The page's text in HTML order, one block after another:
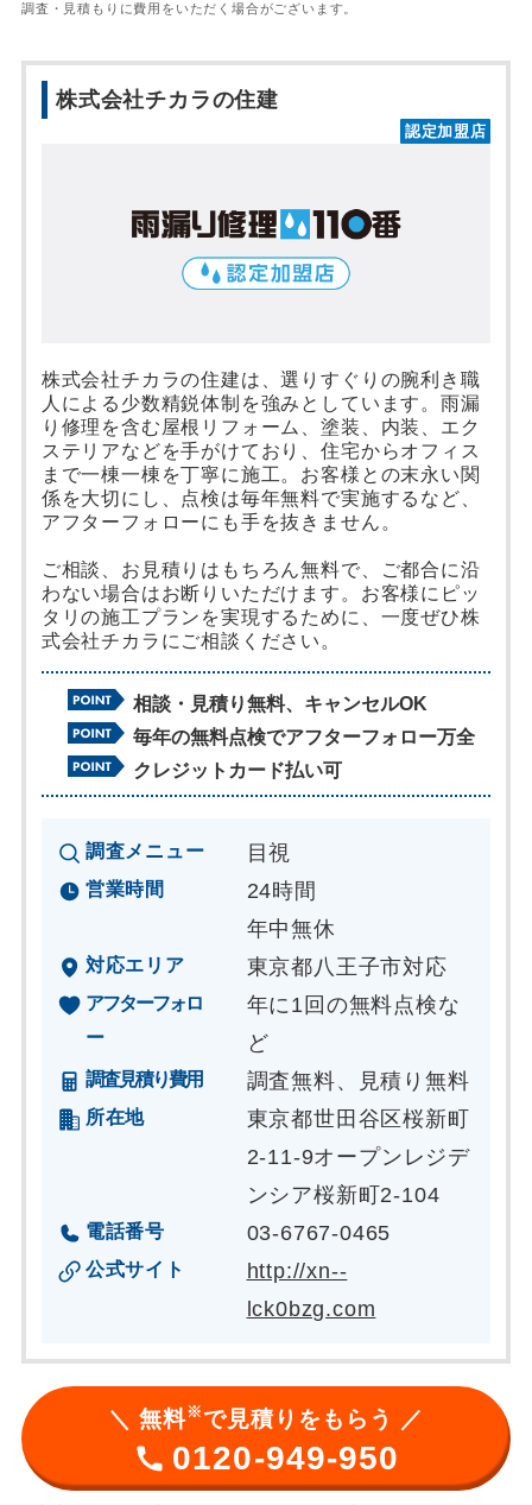
調査・見積もりに費用をいただく場合がございます。
株式会社チカラの住建
認定加盟店
株式会社チカラの住建は、選りすぐりの腕利き職
人による少数精鋭体制を強みとしています。雨漏
り修理を含む屋根リフォーム、塗装、内装、エク
ステリアなどを手がけており、住宅からオフィス
まで一棟一棟を丁寧に施工。お客様との末永い関
係を大切にし、点検は毎年無料で実施するなど、
アフターフォローにも手を抜きません。
ご相談、お見積りはもちろん無料で、ご都合に沿
わない場合はお断りいただけます。お客様にピッ
タリの施工プランを実現するために、一度ぜひ株
式会社チカラにご相談ください。
相談・見積り無料、キャンセルOK
毎年の無料点検でアフターフォロー万全
クレジットカード払い可
調査メニュー 目視
営業時間
24時間
年中無休
対応エリア 東京都八王子市対応
アフターフォロ
ー
年に1回の無料点検な
ど
調査見積り費用 調査無料、見積り無料
所在地
東京都世田谷区桜新町
2-11-9オープンレジデ
ンシア桜新町2-104
電話番号 03-6767-0465
公式サイト
http://xn--
lck0bzg.com
＼ 無料※で見積りをもらう ／
0120-949-950